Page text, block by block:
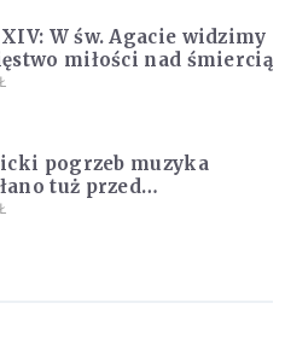
W św. Agacie widzimy
miłości nad śmiercią
pogrzeb muzyka
tuż przed
Powodem była